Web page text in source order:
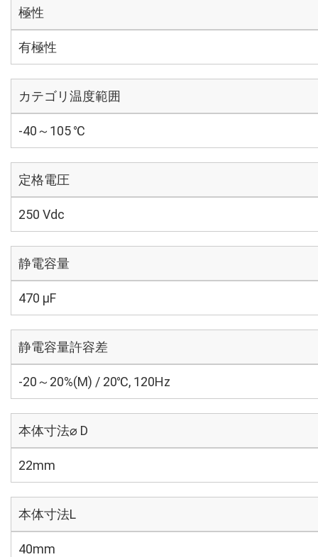
極性
有極性
カテゴリ温度範囲
-40～105 ℃
定格電圧
250 Vdc
静電容量
470 µF
静電容量許容差
-20～20%(M) / 20℃, 120Hz
本体寸法⌀ D
22mm
本体寸法L
40mm